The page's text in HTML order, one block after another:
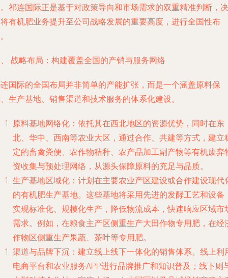
祁连国际正是基于对政策导向和市场需求的双重精准判断，决
有机肥业务提升至公司战略发展的重要高度，进行全国性布
战略布局：构建覆盖全国的产销与服务网络
国际的全国布局并非简单的产能扩张，而是一个涵盖原料保
生产基地、销售渠道和技术服务的体系化建设。
原料基地网络化 ：依托其在西北地区的资源优势，同时在东
北、华中、西南等农业大区，通过合作、共建等方式，建立
定的畜禽粪便、农作物秸秆、农产品加工副产物等有机废弃
资收集与预处理网络，从源头保障原料的充足与品质。
生产基地区域化 ：计划在主要农业产区建设或合作建设现代
的有机肥生产基地。这些基地将采用先进的发酵工艺和设备
实现标准化、规模化生产，降低物流成本，快速响应区域市
需求。例如，在粮食主产区侧重生产大田作物专用肥，在经
作物区侧重生产果蔬、茶叶等专用肥。
渠道与品牌下沉 ：建立线上线下一体化的销售体系。线上利
电商平台和农业服务APP进行品牌推广和知识普及；线下则